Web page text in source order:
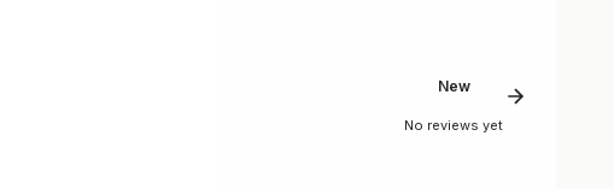
New
No reviews yet